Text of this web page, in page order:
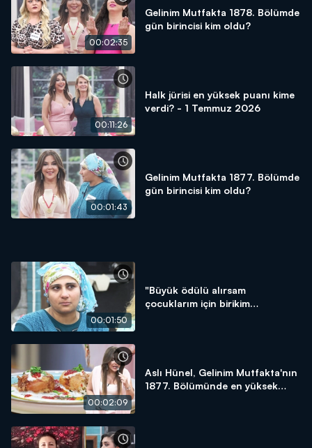
00:02:35
Gelinim Mutfakta 1878. Bölümde
gün birincisi kim oldu?
00:11:26
Halk jürisi en yüksek puanı kime
verdi? - 1 Temmuz 2026
00:01:43
Gelinim Mutfakta 1877. Bölümde
gün birincisi kim oldu?
00:01:50
"Büyük ödülü alırsam
çocuklarım için birikim
00:02:09
Aslı Hünel, Gelinim Mutfakta'nın
1877. Bölümünde en yüksek